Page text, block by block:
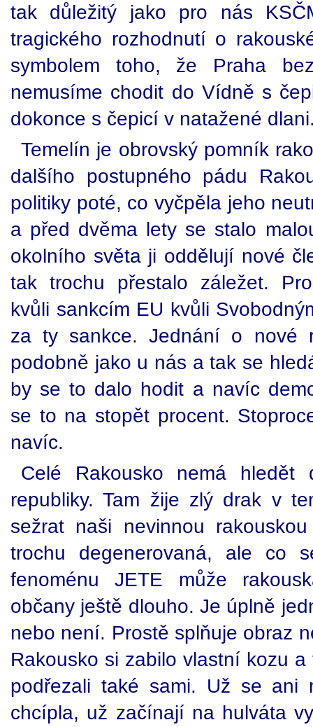
tak důležitý jako pro nás
tragického rozhodnutí o
symbolem toho, že Praha
nemusíme chodit do Vídně s
dokonce s čepicí v natažené
Temelín je obrovský pomník
dalšího postupného pádu
politiky poté, co vyčpěla jeho
a před dvěma lety se stalo
okolního světa ji oddělují nové
tak trochu přestalo záležet.
kvůli sankcím EU kvůli
za ty sankce. Jednání o nové
podobně jako u nás a tak se
by se to dalo hodit a navíc
se to na stopět procent.
navíc.
Celé Rakousko nemá
republiky. Tam žije zlý drak v
sežrat naši nevinnou
trochu degenerovaná, ale co
fenoménu JETE může
občany ještě dlouho. Je úplně
nebo není. Prostě splňuje obraz
Rakousko si zabilo vlastní kozu
podřezali také sami. Už se ani
chcípla, už začínají na hulváta